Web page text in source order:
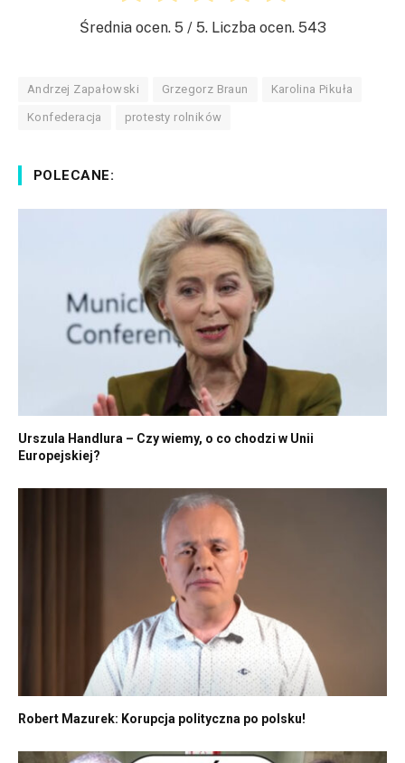
Średnia ocen. 5 / 5. Liczba ocen. 543
Andrzej Zapałowski Grzegorz Braun Karolina Pikuła
Konfederacja protesty rolników
POLECANE:
Urszula Handlura – Czy wiemy, o co chodzi w Unii
Europejskiej?
Robert Mazurek: Korupcja polityczna po polsku!